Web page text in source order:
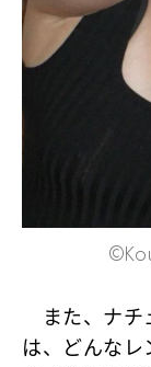
また、ナチ
は、どんな